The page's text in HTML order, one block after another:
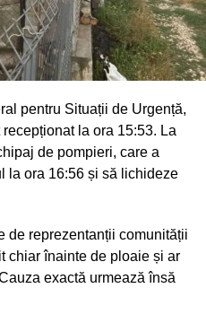
pentru Situații de Urgență,
la ora 15:53. La
de pompieri, care a
la ora 16:56 și să lichideze
de reprezentanții comunității
chiar înainte de ploaie și ar
exactă urmează însă